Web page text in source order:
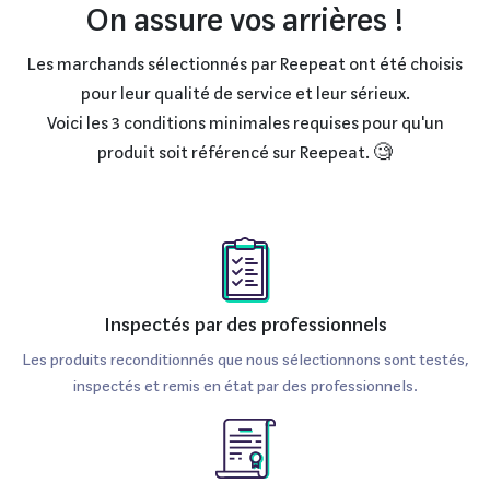
On assure vos arrières !
Les marchands sélectionnés par Reepeat ont été choisis
pour leur qualité de service et leur sérieux.
Voici les 3 conditions minimales requises pour qu'un
produit soit référencé sur Reepeat. 🧐
Inspectés par des professionnels
Les produits reconditionnés que nous sélectionnons sont testés,
inspectés et remis en état par des professionnels.